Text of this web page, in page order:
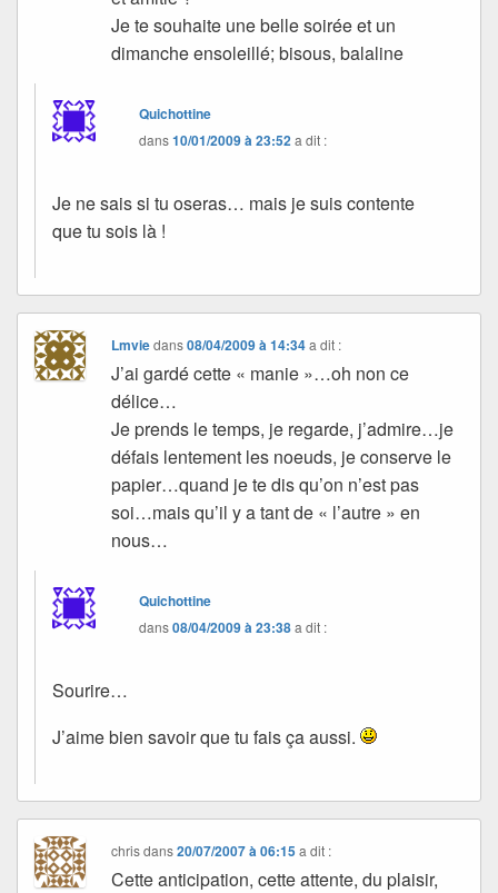
Je te souhaite une belle soirée et un
dimanche ensoleillé; bisous, balaline
Quichottine
dans10/01/2009 à 23:52 a dit :
Je ne sais si tu oseras… mais je suis contente
que tu sois là !
Lmviedans08/04/2009 à 14:34 a dit :
J’ai gardé cette « manie »…oh non ce
délice…
Je prends le temps, je regarde, j’admire…je
défais lentement les noeuds, je conserve le
papier…quand je te dis qu’on n’est pas
soi…mais qu’il y a tant de « l’autre » en
nous…
Quichottine
dans08/04/2009 à 23:38a dit :
Sourire…
J’aime bien savoir que tu fais ça aussi.
chrisdans20/07/2007 à 06:15 a dit :
Cette anticipation, cette attente, du plaisir,